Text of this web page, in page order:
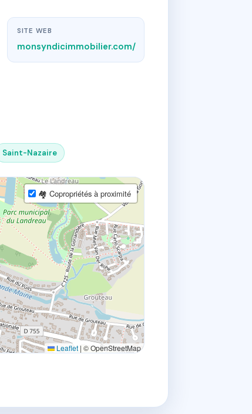
SITE WEB
monsyndicimmobilier.com/
Saint-Nazaire
🏘 Copropriétés à proximité
Leaflet | © OpenStreetMap